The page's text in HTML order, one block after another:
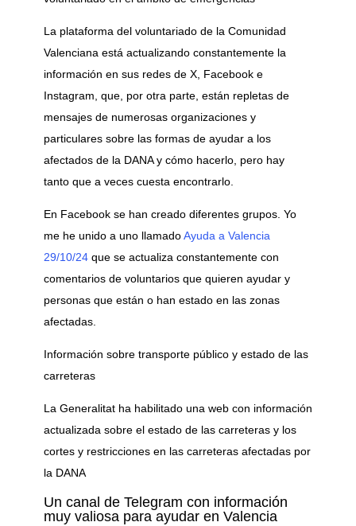
La plataforma del voluntariado de la Comunidad
Valenciana está actualizando constantemente la
información en sus redes de X, Facebook e
Instagram, que, por otra parte, están repletas de
mensajes de numerosas organizaciones y
particulares sobre las formas de ayudar a los
afectados de la DANA y cómo hacerlo, pero hay
tanto que a veces cuesta encontrarlo.
En Facebook se han creado diferentes grupos. Yo
me he unido a uno llamadoAyuda a Valencia
29/10/24que se actualiza constantemente con
comentarios de voluntarios que quieren ayudar y
personas que están o han estado en las zonas
afectadas.
Información sobre transporte público y estado de las
carreteras
La Generalitat ha habilitado una web con información
actualizada sobre el estado de las carreteras y los
cortes y restricciones en las carreteras afectadas por
la DANA
Un canal de Telegram con información
muy valiosa para ayudar en Valencia